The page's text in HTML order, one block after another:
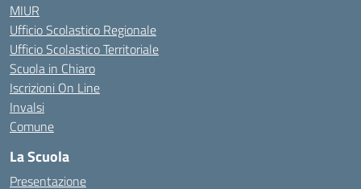
MIUR
Ufficio Scolastico Regionale
Ufficio Scolastico Territoriale
Scuola in Chiaro
Iscrizioni On Line
Invalsi
Comune
La Scuola
Presentazione